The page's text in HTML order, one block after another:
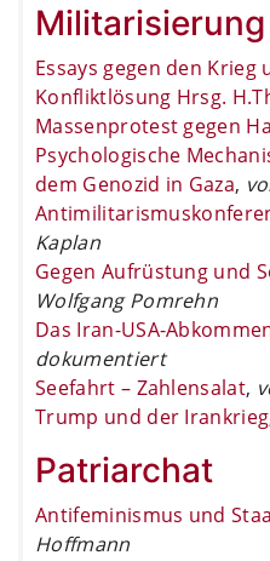
Militarisierung
Essays gegen den Krieg
Konfliktlösung Hrsg.
Massenprotest gegen
Psychologische
dem Genozid in Gaza,
Kaplan
Gegen Aufrüstung und
Wolfgang Pomrehn
Das Iran-USA-
dokumentiert
Seefahrt – Zahlensalat,
Trump und der Irankrieg
Patriarchat
Antifeminismus und
Hoffmann